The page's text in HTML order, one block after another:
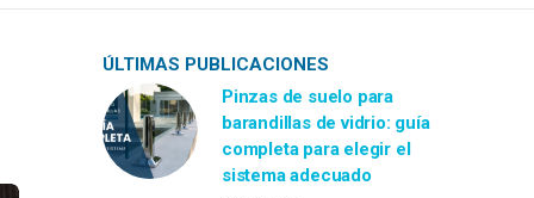
ÚLTIMAS PUBLICACIONES
Pinzas de suelo para
barandillas de vidrio: guía
completa para elegir el
sistema adecuado